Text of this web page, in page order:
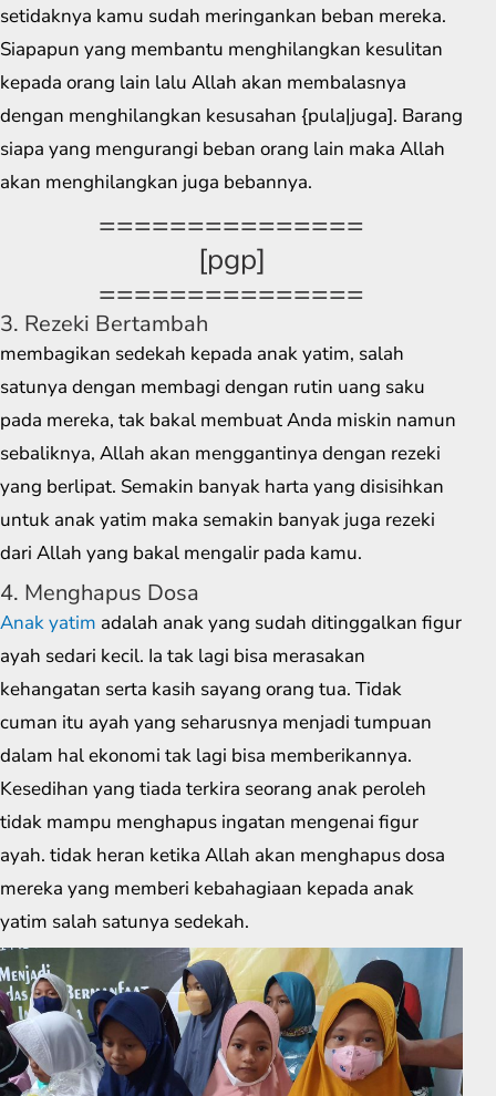
setidaknya kamu sudah meringankan beban mereka.
Siapapun yang membantu menghilangkan kesulitan
kepada orang lain lalu Allah akan membalasnya
dengan menghilangkan kesusahan {pula|juga]. Barang
siapa yang mengurangi beban orang lain maka Allah
akan menghilangkan juga bebannya.
===============
[pgp]
===============
3. Rezeki Bertambah
membagikan sedekah kepada anak yatim, salah
satunya dengan membagi dengan rutin uang saku
pada mereka, tak bakal membuat Anda miskin namun
sebaliknya, Allah akan menggantinya dengan rezeki
yang berlipat. Semakin banyak harta yang disisihkan
untuk anak yatim maka semakin banyak juga rezeki
dari Allah yang bakal mengalir pada kamu.
4. Menghapus Dosa
Anak yatim adalah anak yang sudah ditinggalkan figur
ayah sedari kecil. Ia tak lagi bisa merasakan
kehangatan serta kasih sayang orang tua. Tidak
cuman itu ayah yang seharusnya menjadi tumpuan
dalam hal ekonomi tak lagi bisa memberikannya.
Kesedihan yang tiada terkira seorang anak peroleh
tidak mampu menghapus ingatan mengenai figur
ayah. tidak heran ketika Allah akan menghapus dosa
mereka yang memberi kebahagiaan kepada anak
yatim salah satunya sedekah.